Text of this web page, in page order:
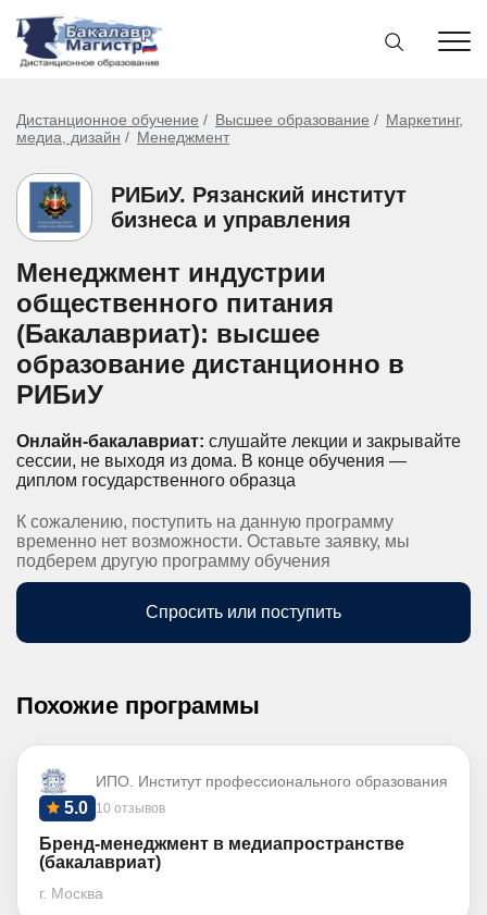
Дистанционное обучение Высшее образование
Маркетинг,
медиа, дизайн
Менеджмент
РИБиУ. Рязанский институт
бизнеса и управления
Менеджмент индустрии
общественного питания
(Бакалавриат): высшее
образование дистанционно в
РИБиУ
Онлайн-бакалавриат: слушайте лекции и закрывайте
сессии, не выходя из дома. В конце обучения —
диплом государственного образца
К сожалению, поступить на данную программу
временно нет возможности. Оставьте заявку, мы
подберем другую программу обучения
Спросить или поступить
Похожие программы
ИПО. Институт профессионального образования
10 отзывов
5.0
Бренд-менеджмент в медиапространстве
(бакалавриат)
г. Москва